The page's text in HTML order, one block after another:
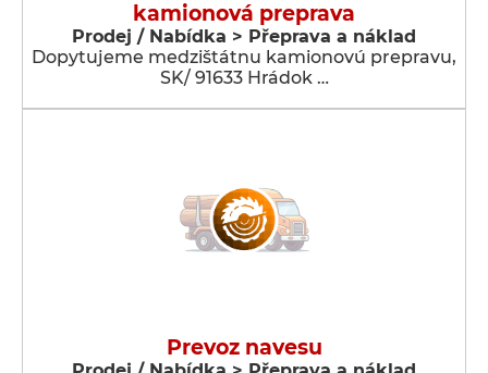
kamionová preprava
Prodej / Nabídka > Přeprava a náklad
Dopytujeme medzištátnu kamionovú prepravu,
SK/ 91633 Hrádok …
Prevoz navesu